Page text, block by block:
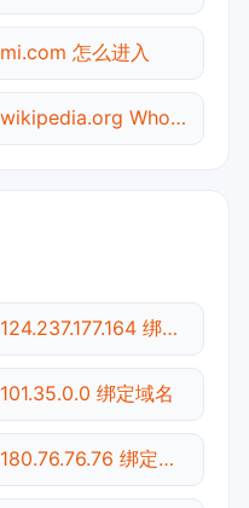
mi.com 怎么进入
wikipedia.org Whois查询
124.237.177.164 绑定域名
101.35.0.0 绑定域名
180.76.76.76 绑定域名